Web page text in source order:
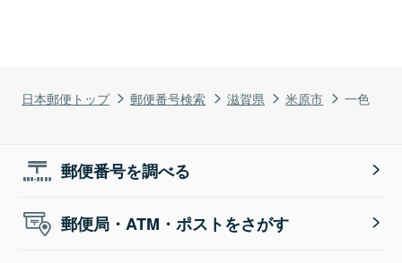
日本郵便トップ 郵便番号検索 滋賀県 米原市 一色
郵便番号を調べる
郵便局・ATM・ポストをさがす